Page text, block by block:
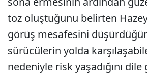
toz oluştuğunu belirten
görüş mesafesini
sürücülerin yolda
nedeniyle risk yaşadığını